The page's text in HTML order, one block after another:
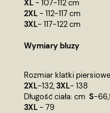
XL- 107-112 cm
2XL- 112-117 cm
3XL- 117-122 cm
Wymiary bluzy
Rozmiar klatki
2XL-132,3XL- 138
Długość ciała: cm S-
3XL- 79